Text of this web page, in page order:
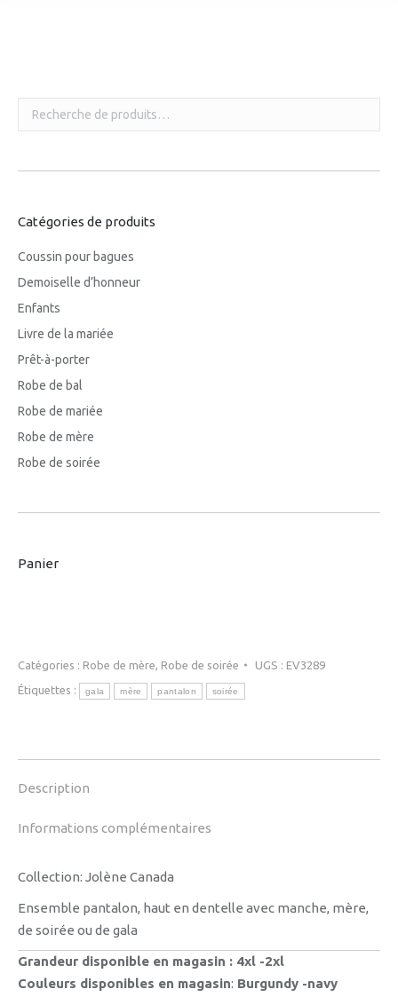
Catégories : Robe de mère, Robe de soirée UGS : EV3289
Étiquettes :
gala mère pantalon soirée
Description
Informations complémentaires
Collection: Jolène Canada
Ensemble pantalon, haut en dentelle avec manche, mère,
de soirée ou de gala
Grandeur disponible en magasin : 4xl -2xl
Couleurs disponibles en magasin: Burgundy -navy
Catégories de produits
Coussin pour bagues
Demoiselle d’honneur
Enfants
Livre de la mariée
Prêt-à-porter
Robe de bal
Robe de mariée
Robe de mère
Robe de soirée
Panier